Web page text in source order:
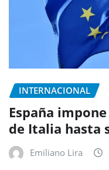
INTERNACIONAL
España
de Italia hasta
Emiliano Lira